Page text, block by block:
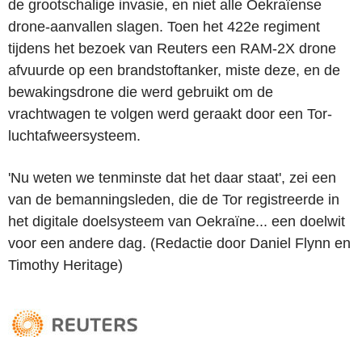
de grootschalige invasie, en niet alle Oekraïense
drone-aanvallen slagen. Toen het 422e regiment
tijdens het bezoek van Reuters een RAM-2X drone
afvuurde op een brandstoftanker, miste deze, en de
bewakingsdrone die werd gebruikt om de
vrachtwagen te volgen werd geraakt door een Tor-
luchtafweersysteem.
'Nu weten we tenminste dat het daar staat', zei een
van de bemanningsleden, die de Tor registreerde in
het digitale doelsysteem van Oekraïne... een doelwit
voor een andere dag. (Redactie door Daniel Flynn en
Timothy Heritage)